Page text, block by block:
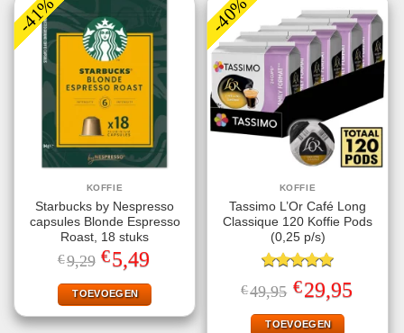
-41%
KOFFIE
Starbucks by Nespresso
capsules Blonde Espresso
Roast, 18 stuks
€9,29 Oorspronkelijke
prijs
was:
€9,29.
€5,49
is:
€5,49.
TOEVOEGEN
-40%
KOFFIE
Tassimo L’Or Café Long
Classique 120 Koffie Pods
(0,25 p/s)
Gewaardeerd
5.00uit 5
€49,95 Oorspronkelijke
prijs
was:
€49,95.
€29,95prijs
TOEVOEGEN